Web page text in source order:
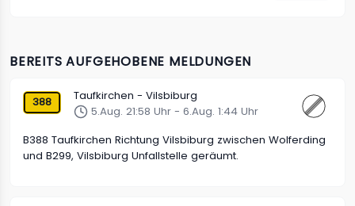
BEREITS AUFGEHOBENE MELDUNGEN
388
Taufkirchen - Vilsbiburg
5.Aug. 21:58 Uhr - 6.Aug. 1:44 Uhr
B388 Taufkirchen Richtung Vilsbiburg zwischen Wolferding
und B299, Vilsbiburg Unfallstelle geräumt.